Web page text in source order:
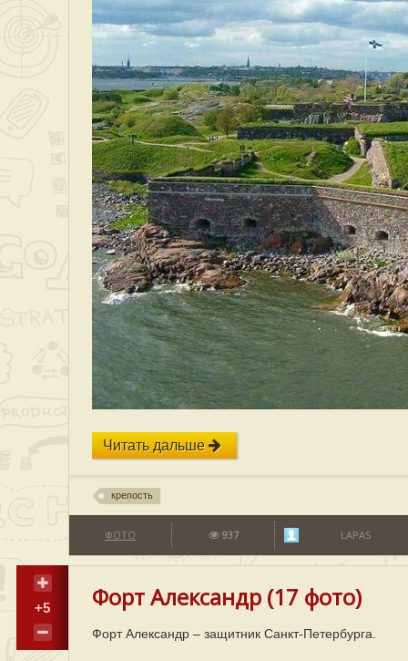
Читать дальше
крепость
ФОТО 937 LAPAS
+5 Форт Александр (17 фото)
Форт Александр – защитник Санкт-Петербурга.